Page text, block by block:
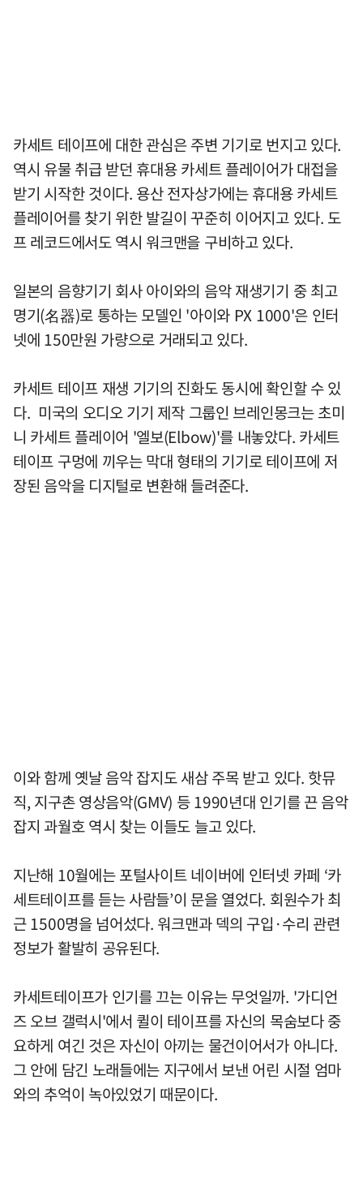
카세트 테이프에 대한 관심은 주변 기기로 번지고 있다.
역시 유물 취급 받던 휴대용 카세트 플레이어가 대접을
받기 시작한 것이다. 용산 전자상가에는 휴대용 카세트
플레이어를 찾기 위한 발길이 꾸준히 이어지고 있다. 도
프 레코드에서도 역시 워크맨을 구비하고 있다.
일본의 음향기기 회사 아이와의 음악 재생기기 중 최고
명기(名器)로 통하는 모델인 '아이와 PX 1000'은 인터
넷에 150만원 가량으로 거래되고 있다.
카세트 테이프 재생 기기의 진화도 동시에 확인할 수 있
다. 미국의 오디오 기기 제작 그룹인 브레인몽크는 초미
니 카세트 플레이어 '엘보(Elbow)'를 내놓았다. 카세트
테이프 구멍에 끼우는 막대 형태의 기기로 테이프에 저
장된 음악을 디지털로 변환해 들려준다.
이와 함께 옛날 음악 잡지도 새삼 주목 받고 있다. 핫뮤
직, 지구촌 영상음악(GMV) 등 1990년대 인기를 끈 음악
잡지 과월호 역시 찾는 이들도 늘고 있다.
지난해 10월에는 포털사이트 네이버에 인터넷 카페 ‘카
세트테이프를 듣는 사람들’이 문을 열었다. 회원수가 최
근 1500명을 넘어섰다. 워크맨과 덱의 구입·수리 관련
정보가 활발히 공유된다.
카세트테이프가 인기를 끄는 이유는 무엇일까. '가디언
즈 오브 갤럭시'에서 퀼이 테이프를 자신의 목숨보다 중
요하게 여긴 것은 자신이 아끼는 물건이어서가 아니다.
그 안에 담긴 노래들에는 지구에서 보낸 어린 시절 엄마
와의 추억이 녹아있었기 때문이다.